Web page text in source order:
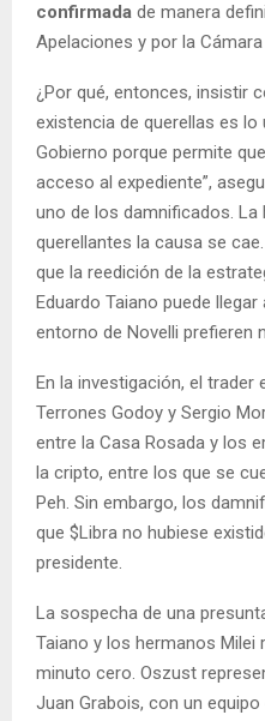
confirmada de manera
Apelaciones y por la
¿Por qué, entonces, insistir
existencia de querellas es lo
Gobierno porque permite
acceso al expediente”,
uno de los damnificados. La
querellantes la causa se
que la reedición de la
Eduardo Taiano puede
entorno de Novelli prefieren
En la investigación, el trader
Terrones Godoy y Sergio
entre la Casa Rosada y los
la cripto, entre los que se
Peh. Sin embargo, los
que $Libra no hubiese
presidente.
La sospecha de una
Taiano y los hermanos Milei
minuto cero. Oszust
Juan Grabois, con un